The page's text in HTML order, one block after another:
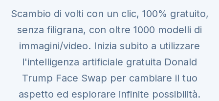
Scambio di volti con un clic, 100% gratuito,
senza filigrana, con oltre 1000 modelli di
immagini/video. Inizia subito a utilizzare
l'intelligenza artificiale gratuita Donald
Trump Face Swap per cambiare il tuo
aspetto ed esplorare infinite possibilità.